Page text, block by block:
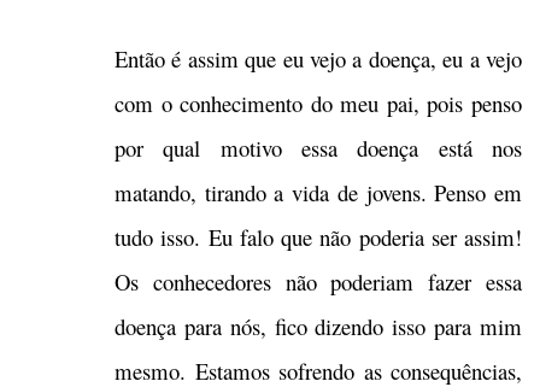
Então é assim que eu vejo a doença, eu a vejo
com o conhecimento do meu pai, pois penso
por qual motivo essa doença está nos
matando, tirando a vida de jovens. Penso em
tudo isso. Eu falo que não poderia ser assim!
Os conhecedores não poderiam fazer essa
doença para nós, fico dizendo isso para mim
mesmo. Estamos sofrendo as consequências,